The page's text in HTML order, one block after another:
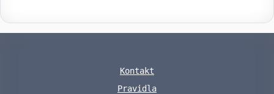
Kontakt
Pravidla